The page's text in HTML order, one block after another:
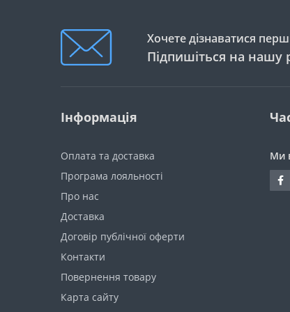
Хочете дізнаватися
Підпишіться на нашу
Інформація
Оплата та доставка
Програма лояльності
Про нас
Доставка
Договір публічної оферти
Контакти
Повернення товару
Карта сайту
Ми